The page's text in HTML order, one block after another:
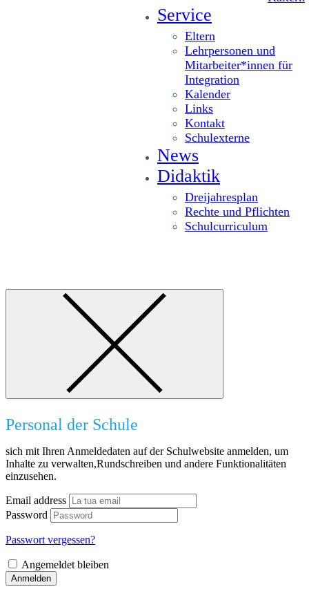
Service
Eltern
Lehrpersonen und
Mitarbeiter*innen für
Integration
Kalender
Links
Kontakt
Schulexterne
News
Didaktik
Dreijahresplan
Rechte und Pflichten
Schulcurriculum
Personal der Schule
sich mit Ihren Anmeldedaten auf der Schulwebsite anmelden, um
Inhalte zu verwalten,Rundschreiben und andere Funktionalitäten
einzusehen.
Email address
Password
Passwort vergessen?
Angemeldet bleiben
Anmelden